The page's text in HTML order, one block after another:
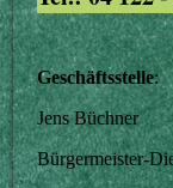
Geschäftsstelle:
Jens Büchner
Bürgermeister-